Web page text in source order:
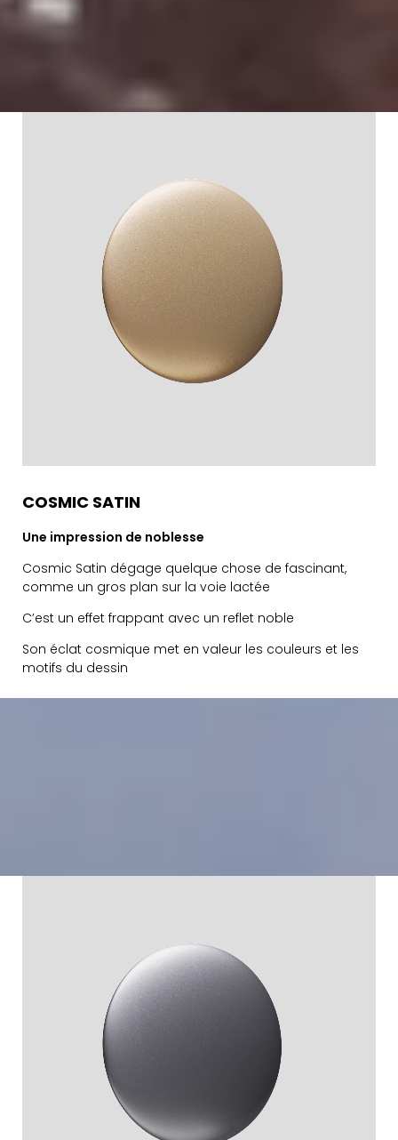
COSMIC SATIN
Une impression de noblesse
Cosmic Satin dégage quelque chose de fascinant,
comme un gros plan sur la voie lactée
C’est un effet frappant avec un reflet noble
Son éclat cosmique met en valeur les couleurs et les
motifs du dessin